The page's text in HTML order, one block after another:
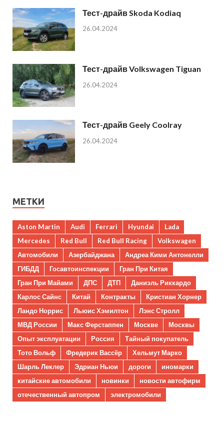
Тест-драйв Skoda Kodiaq
26.04.2024
Тест-драйв Volkswagen Tiguan
26.04.2024
Тест-драйв Geely Coolray
26.04.2024
МЕТКИ
Aston Martin Audi Ferrari Hyundai
Lada
Mercedes
Red Bull Red Bull Racing
Volkswagen
Автомобили
Азербайджана
Андреа Кими Антонелли
ГИБДД
Госавтоинспекции
Гран При Китая
Гран При Майами
ДПС ДТП
Даниэль Риккардо
Карлос Сайнс
Китай Контракты
Кристиан Хорнер
Ландо Норрис
Льюис Хэмилтон
Лэнс Стролл
МВД России
Макс Ферстаппен Москве
Москвы
Опыт эксплуатации
Россия
Тайный покупатель
Тото Вольф
Фредерик Вассёр
Хельмут Марко
Шарль Леклер
Эдриан Ньюи дороги
иномарки
китайские автомобили
новинки
новости автофирм
отечественный автопром
электромобили